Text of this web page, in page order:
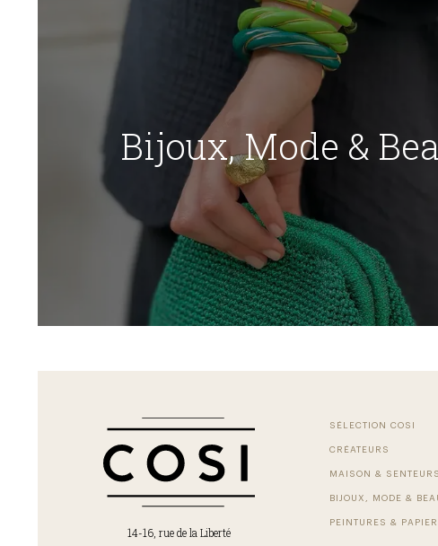
Bijoux, Mode &
14-16, rue de la Liberté
SÉLECTION COSI
CRÉATEURS
MAISON & SENTEURS
BIJOUX, MODE &
PEINTURES &